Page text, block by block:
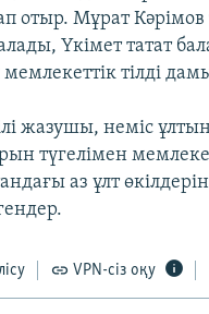
отыр. Мұрат Кәрімов
Үкімет татат
тілді
жазушы, неміс
түгелімен
аз ұлт
VPN-сіз оқу